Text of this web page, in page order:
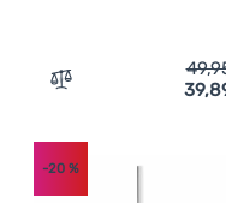
Zum Vergleich
-20 %